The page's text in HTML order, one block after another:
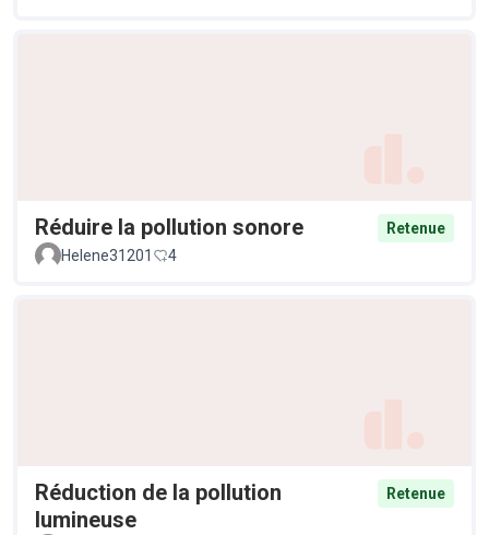
Réduire la pollution sonore
Retenue
Helene31201
4
Réduction de la pollution
lumineuse
Retenue